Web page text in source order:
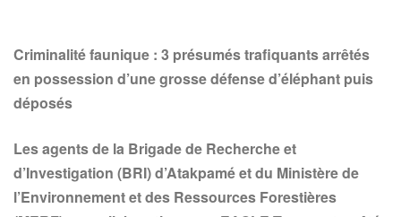
Criminalité faunique : 3 présumés trafiquants arrêtés
en possession d’une grosse défense d’éléphant puis
déposés
Les agents de la Brigade de Recherche et
d’Investigation (BRI) d’Atakpamé et du Ministère de
l’Environnement et des Ressources Forestières